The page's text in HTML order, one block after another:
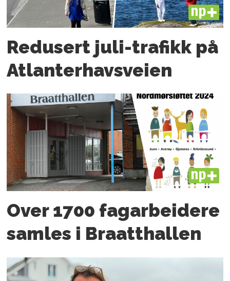
PLUS
Redusert juli-trafikk på
Atlanter­havsveien
PLUS
Over 1700 fagarbeidere
samles i Braatthallen